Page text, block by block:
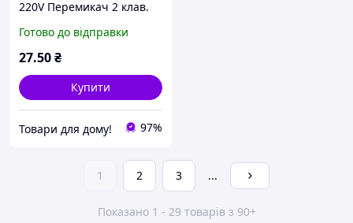
220V Перемикач 2 клав.
підсвічуванням
Готово до відправки
27.50₴
Купити
Товари для дому! 97%
1 2 3 ...
Показано 1 - 29 товарів з 90+